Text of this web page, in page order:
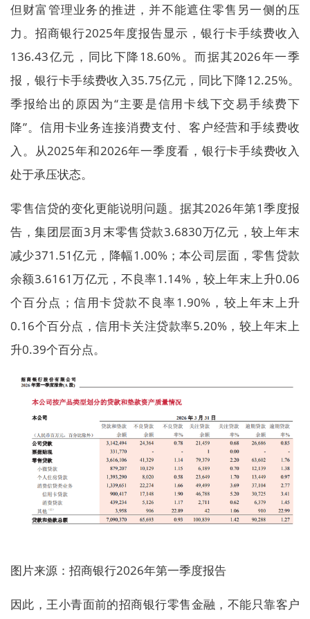
但财富管理业务的推进，并不能遮住零售另一侧的压
力。招商银行2025年度报告显示，银行卡手续费收入
136.43亿元，同比下降18.60%。而据其2026年一季
报，银行卡手续费收入35.75亿元，同比下降12.25%。
季报给出的原因为“主要是信用卡线下交易手续费下
降”。信用卡业务连接消费支付、客户经营和手续费收
入。从2025年和2026年一季度看，银行卡手续费收入
处于承压状态。
零售信贷的变化更能说明问题。据其2026年第1季度报
告，集团层面3月末零售贷款3.6830万亿元，较上年末
减少371.51亿元，降幅1.00%；本公司层面，零售贷款
余额3.6161万亿元，不良率1.14%，较上年末上升0.06
个百分点；信用卡贷款不良率1.90%，较上年末上升
0.16个百分点，信用卡关注贷款率5.20%，较上年末上
升0.39个百分点。
图片来源：招商银行2026年第一季度报告
因此，王小青面前的招商银行零售金融，不能只靠客户